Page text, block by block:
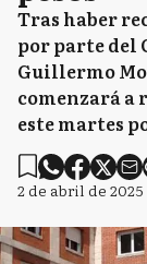
Tras haber
por parte del
Guillermo
comenzará a
este martes
2 de abril de 2025